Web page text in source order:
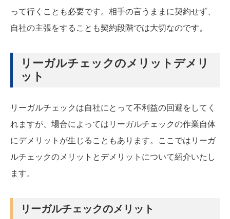
って行くことも必要です。相手の言うままに契約せず、
自社の主張をすることも契約段階では大切なのです。
リーガルチェックのメリットデメリ
ット
リーガルチェックは自社にとって不利益の回避をしてく
れますが、場合によってはリーガルチェックの作業自体
にデメリットが生じることもあります。ここではリーガ
ルチェックのメリットとデメリットについて紹介いたし
ます。
リーガルチェックのメリット